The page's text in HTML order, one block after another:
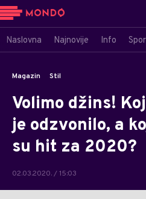
Naslovna Najnovije Info
Magazin Stil
Volimo džins!
je odzvonilo, a
su hit za 2020?
02.03.2020. / 15:03